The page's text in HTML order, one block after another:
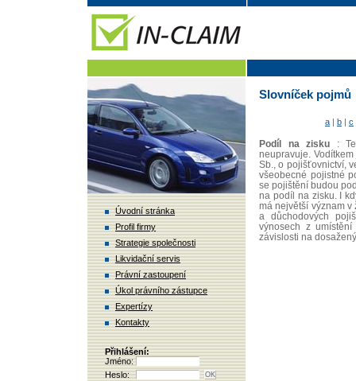
Úvodní stránka
Profil firmy
Strategie společnosti
Likvidační servis
Právní zastoupení
Úkol právního zástupce
Expertízy
Kontakty
Přihlášení:
Jméno:
Heslo:
Slovníček pojmů
a | b | c
Podíl na zisku :
neupravuje.
Sb., o pojišťovnictví,
všeobecné pojistné
se pojištění budou
na podíl na zisku. I
má největší význam
a důchodových
výnosech z
závislosti na